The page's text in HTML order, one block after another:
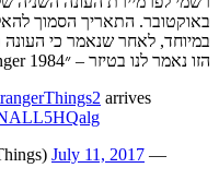
באוקטובר. התאריך הסמוך
במיוחד, לאחר שנאמר כי העונה
הזו נאמר לנו בטיזר – ״1984 only gets stranger
arrives
— Stranger Things (@Stranger_Things)
July 11, 2017